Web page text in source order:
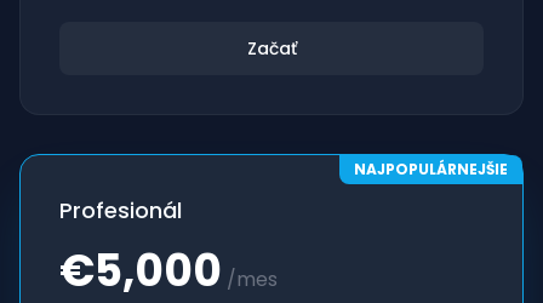
Začať
NAJPOPULÁRNEJŠIE
Profesionál
€5,000 /mes